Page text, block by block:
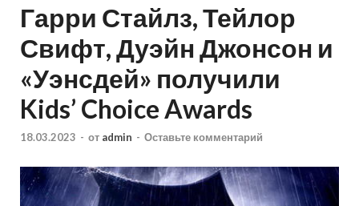
Гарри Стайлз, Тейлор
Свифт, Дуэйн Джонсон и
«Уэнсдей» получили
Kids’ Choice Awards
18.03.2023 - от admin - Оставьте комментарий